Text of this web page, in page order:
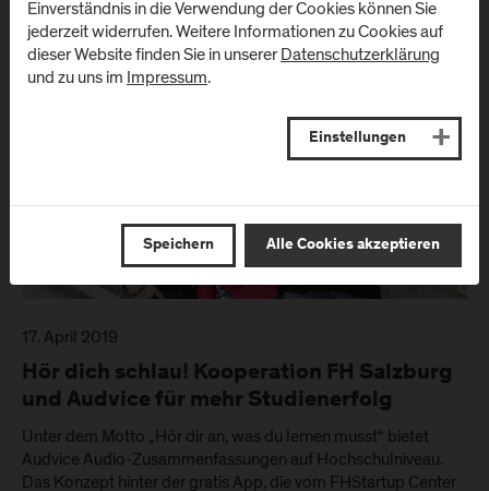
17. April 2019
Hör dich schlau! Kooperation FH Salzburg
und Audvice für mehr Studienerfolg
Unter dem Motto „Hör dir an, was du lernen musst“ bietet
Audvice Audio-Zusammenfassungen auf Hochschulniveau.
Das Konzept hinter der gratis App, die vom FHStartup Center
Einverständnis in die Verwendung der Cookies können Sie
jederzeit widerrufen. Weitere Informationen zu Cookies auf
dieser Website finden Sie in unsererDatenschutzerklärung
und zu uns im Impressum.
Einstellungen
Speichern Alle Cookies akzeptieren